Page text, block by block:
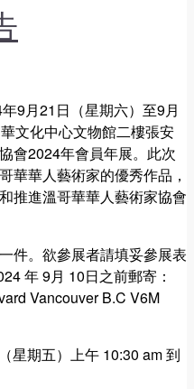
9月21日（星期六）至9月
文化中心文物館二樓張安
會2024年會員年展。此次
華華人藝術家的優秀作品，
推進溫哥華華人藝術家協會
件。欲參展者請填妥參展表
年 9月 10日之前郵寄：
Vancouver B.C V6M
星期五）上午 10:30 am 到